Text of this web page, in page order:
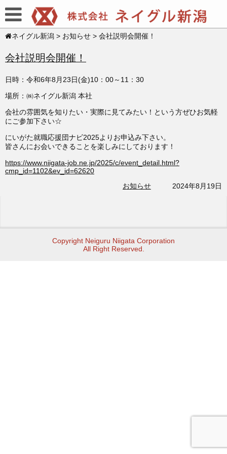
ネイグル新潟 > お知らせ > 会社説明会開催！
会社説明会開催！
日時：令和6年8月23日(金)10：00～11：30
場所：㈱ネイグル新潟 本社
会社の雰囲気を知りたい・実際に見てみたい！という方ぜひお気軽
にご参加下さい☆
にいがた就職応援団ナビ2025よりお申込み下さい。
皆さんにお会いできることを楽しみにしております！
https://www.niigata-job.ne.jp/2025/c/event_detail.html?
cmp_id=1102&ev_id=62620
2024年8月19日
お知らせ
Copyright Neiguru Niigata Corporation
All Right Reserved.